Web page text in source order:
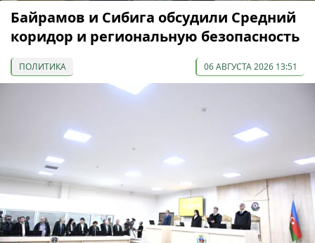
Байрамов и Сибига обсудили Средний
коридор и региональную безопасность
ПОЛИТИКА 06 АВГУСТА 2026 13:51